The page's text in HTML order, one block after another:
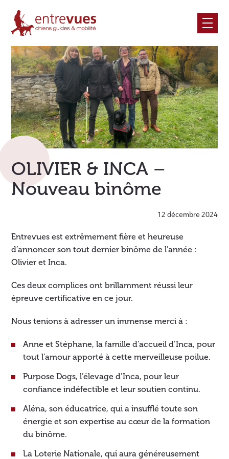
content
OLIVIER & INCA –
Nouveau binôme
12 décembre 2024
Entrevues est extrêmement fière et heureuse
d’annoncer son tout dernier binôme de l’année :
Olivier et Inca.
Ces deux complices ont brillamment réussi leur
épreuve certificative en ce jour.
Nous tenions à adresser un immense merci à :
Anne et Stéphane, la famille d’accueil d’Inca, pour
tout l’amour apporté à cette merveilleuse poilue.
Purpose Dogs, l’élevage d’Inca, pour leur
confiance indéfectible et leur soutien continu.
Aléna, son éducatrice, qui a insufflé toute son
énergie et son expertise au cœur de la formation
du binôme.
La Loterie Nationale, qui aura généreusement